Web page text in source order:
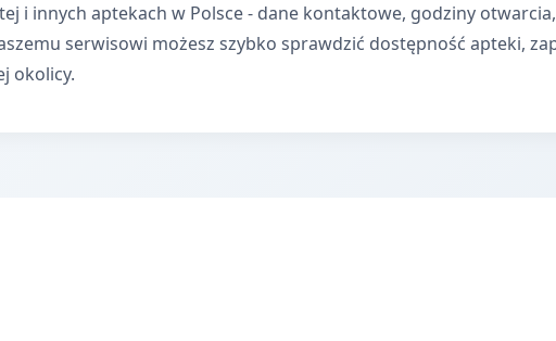
i innych aptekach w Polsce - dane kontaktowe, godziny
serwisowi możesz szybko sprawdzić dostępność apteki,
okolicy.